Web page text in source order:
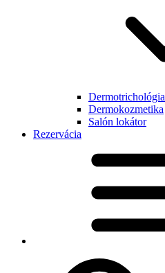
Dermotrichológia
Dermokozmetika
Salón lokátor
Rezervácia